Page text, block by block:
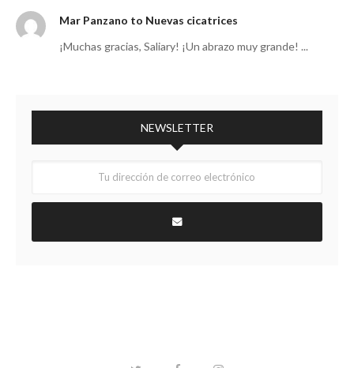
Mar Panzano to Nuevas cicatrices
¡Muchas gracias, Saliary! ¡Un abrazo muy grande! ...
NEWSLETTER